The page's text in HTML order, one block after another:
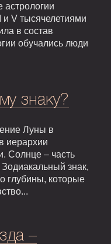
и V тысячелетиями
в состав
обучались люди
знаку?
Луны в
иерархии
Солнце – часть
знак,
глубины, которые
–